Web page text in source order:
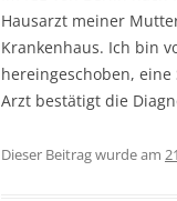
Hausarzt meiner
Krankenhaus. Ich bin
hereingeschoben,
Arzt bestätigt die
Dieser Beitrag wurde am